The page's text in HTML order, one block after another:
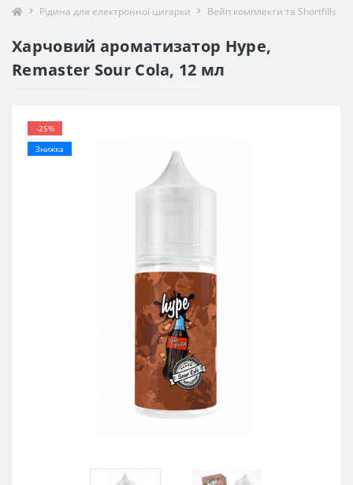
Рідина для електронної цигарки Вейп комплекти та Shortfills
Харчовий ароматизатор Hype,
Remaster Sour Cola, 12 мл
-25%
Знижка